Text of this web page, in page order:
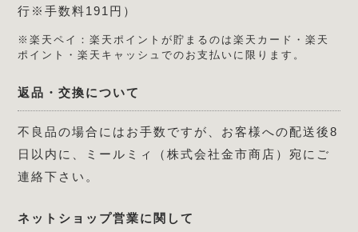
行※手数料191円）
※楽天ペイ：楽天ポイントが貯まるのは楽天カード・楽天
ポイント・楽天キャッシュでのお支払いに限ります。
返品・交換について
不良品の場合にはお手数ですが、お客様への配送後8
日以内に、ミールミィ（株式会社金市商店）宛にご
連絡下さい。
ネットショップ営業に関して